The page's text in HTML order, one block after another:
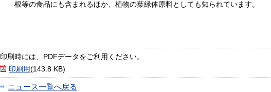
根等の食品にも含まれるほか、植物の葉緑体原料としても知られています。
印刷時には、PDFデータをご利用ください。
印刷用(143.8 KB)
ニュース一覧へ戻る